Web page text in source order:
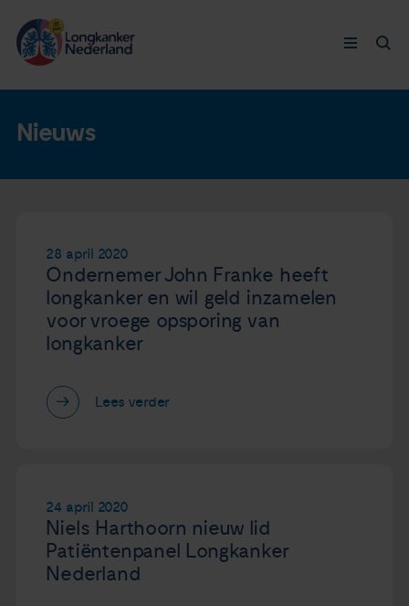
Doneer nu
Over ons
Longkanker
Leven met
Thymuskankers
Steun ons
Nieuws
28 april 2020
Ondernemer John Franke heeft
longkanker en wil geld inzamelen
voor vroege opsporing van
longkanker
Lees verder
24 april 2020
Niels Harthoorn nieuw lid
Patiëntenpanel Longkanker
Nederland